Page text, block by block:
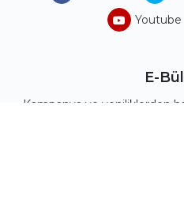
Youtube
E-
Kampanya ve yeniliklerden